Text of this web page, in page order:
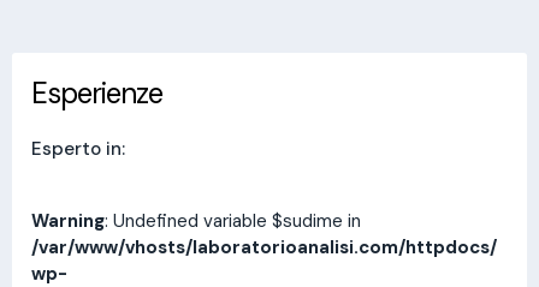
Esperienze
Esperto in:
Warning: Undefined variable $sudime in
/var/www/vhosts/laboratorioanalisi.com/httpdocs/
wp-